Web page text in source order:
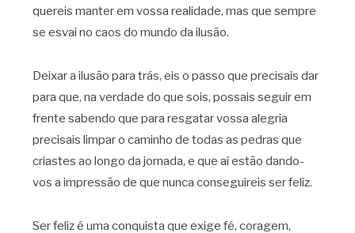
quereis manter em vossa realidade, mas que sempre
se esvai no caos do mundo da ilusão.
Deixar a ilusão para trás, eis o passo que precisais dar
para que, na verdade do que sois, possais seguir em
frente sabendo que para resgatar vossa alegria
precisais limpar o caminho de todas as pedras que
criastes ao longo da jornada, e que aí estão dando-
vos a impressão de que nunca conseguireis ser feliz.
Ser feliz é uma conquista que exige fé, coragem,